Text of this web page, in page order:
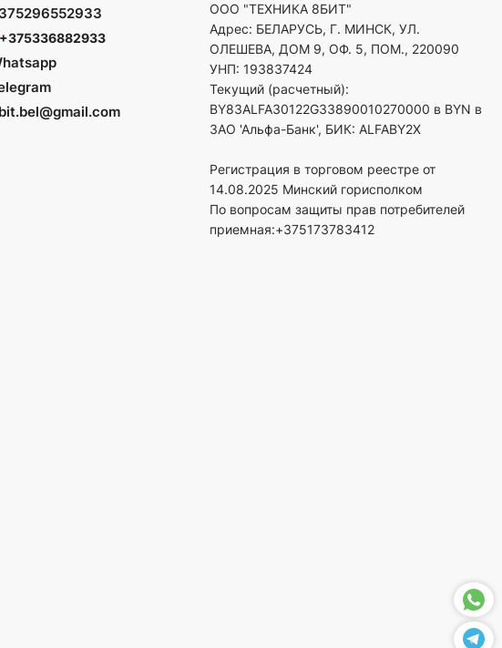
+375336882933
ООО "ТЕХНИКА 8БИТ"
Адрес: БЕЛАРУСЬ, Г. МИНСК, УЛ.
ОЛЕШЕВА, ДОМ 9, ОФ. 5, ПОМ., 220090
УНП: 193837424
Текущий (расчетный):
BY83ALFA30122G33890010270000 в BYN в
ЗАО 'Альфа-Банк', БИК: ALFABY2X
Регистрация в торговом реестре от
14.08.2025 Минский горисполком
По вопросам защиты прав потребителей
приемная:+375173783412